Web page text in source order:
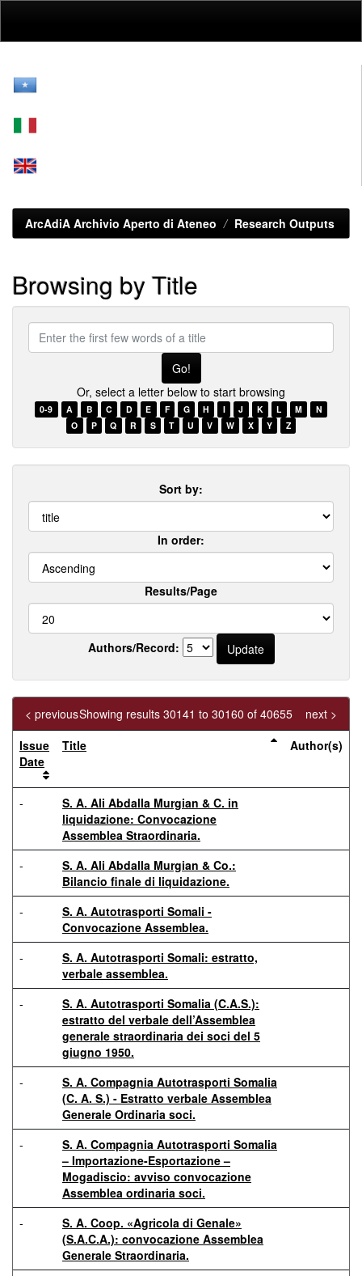
ArcAdiA Archivio Aperto di Ateneo Research Outputs
Browsing by Title
Enter
the
first
few
words
of
Or, select a letter below to start browsing
0-9 A B C D E F G H I J K L M
N
O
P Q R S T U V W X Y Z
Sort by:
In order:
Results/Page
Authors/Record:
Showing results 30141 to 30160 of 40655
< previous
next >
Issue
Date
Title Author(s)
-
S. A. Ali Abdalla Murgian & C. in
liquidazione: Convocazione
Assemblea Straordinaria.
-
S. A. Ali Abdalla Murgian & Co.:
Bilancio finale di liquidazione.
-
S. A. Autotrasporti Somali -
Convocazione Assemblea.
-
S. A. Autotrasporti Somali: estratto,
verbale assemblea.
-
S. A. Autotrasporti Somalia (C.A.S.):
estratto del verbale dell’Assemblea
generale straordinaria dei soci del 5
giugno 1950.
-
S. A. Compagnia Autotrasporti Somalia
(C. A. S.) - Estratto verbale Assemblea
Generale Ordinaria soci.
-
S. A. Compagnia Autotrasporti Somalia
– Importazione-Esportazione –
Mogadiscio: avviso convocazione
Assemblea ordinaria soci.
-
S. A. Coop. «Agricola di Genale»
(S.A.C.A.): convocazione Assemblea
Generale Straordinaria.